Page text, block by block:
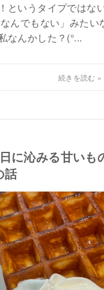
というタイプではな
んでもない」みた
なんかした？(°...
に沁みる甘いも
話